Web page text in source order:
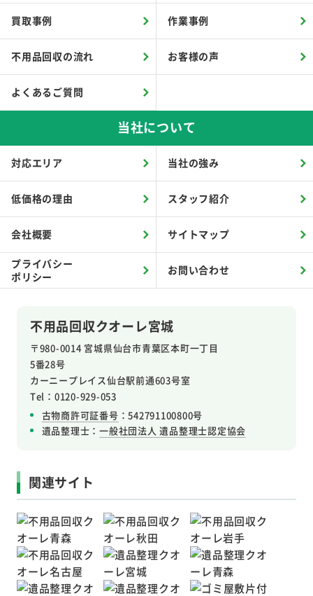
不用品回収クオーレ宮城
〒980-0014 宮城県仙台市青葉区本町一丁目
5番28号
カーニープレイス仙台駅前通603号室
Tel：0120-929-053
古物商許可証番号 ：542791100800号
遺品整理士： 一般社団法人 遺品整理士認定協会
買取事例 作業事例
不用品回収の流れ お客様の声
よくあるご質問
当社について
対応エリア 当社の強み
低価格の理由 スタッフ紹介
会社概要 サイトマップ
プライバシー
ポリシー
お問い合わせ
関連サイト